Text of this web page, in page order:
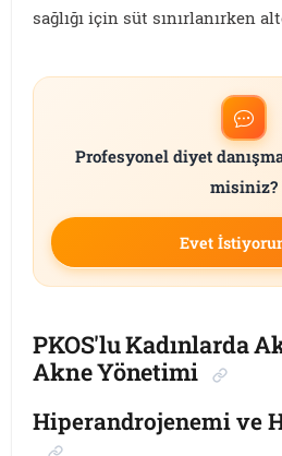
sağlığı için süt sınırlanırken
Profesyonel diyet
misiniz?
Evet
PKOS'lu Kadınlarda
Akne Yönetimi
Hiperandrojenemi ve